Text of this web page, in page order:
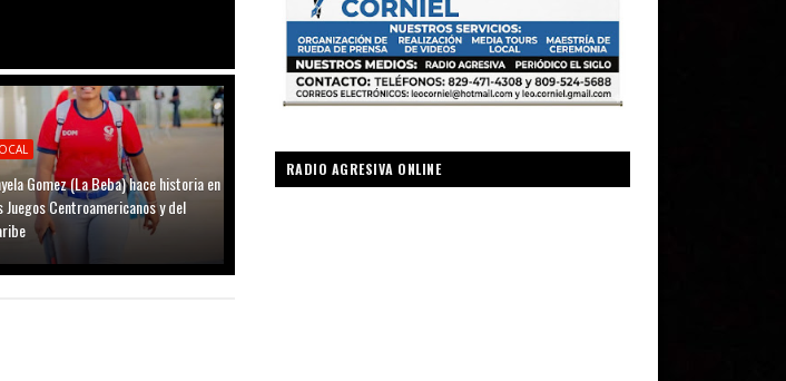
Gomez (La Beba) hace historia en
Juegos Centroamericanos y del
RADIO AGRESIVA ONLINE